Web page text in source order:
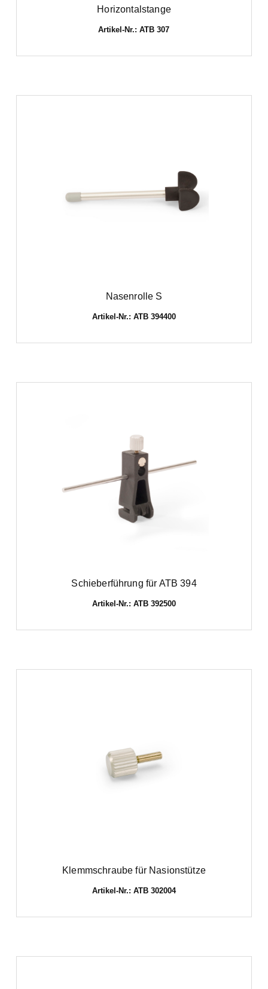
Horizontalstange
Artikel-Nr.: ATB 307
Nasenrolle S
Artikel-Nr.: ATB 394400
Schieberführung für ATB 394
Artikel-Nr.: ATB 392500
Klemmschraube für Nasionstütze
Artikel-Nr.: ATB 302004